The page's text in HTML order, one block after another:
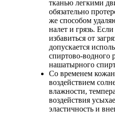
тканью легкими
обязательно
же способом
налет и грязь.
избавиться от
допускается
спиртово-водного
нашатырного
Со временем
воздействием
влажности,
воздействия
эластичность и